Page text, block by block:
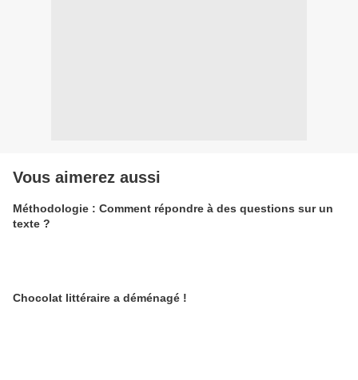
Vous aimerez aussi
Méthodologie : Comment répondre à des questions sur un
texte ?
Chocolat littéraire a déménagé !